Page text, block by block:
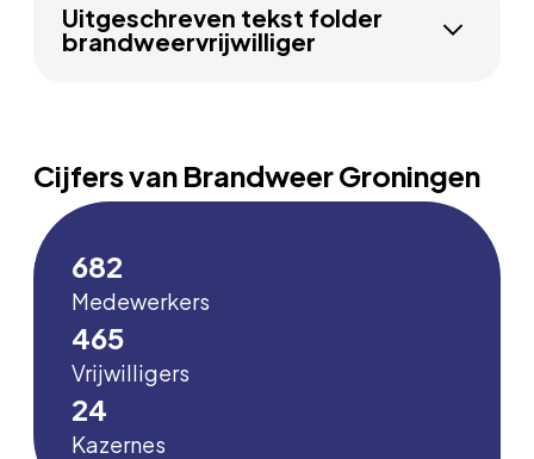
Uitgeschreven tekst folder
brandweervrijwilliger
Cijfers van Brandweer Groningen
830
Medewerkers
566
Vrijwilligers
29
Kazernes